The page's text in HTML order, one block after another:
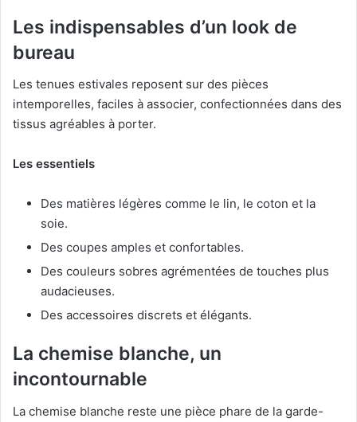
Les indispensables d’un look de
bureau
Les tenues estivales reposent sur des pièces
intemporelles, faciles à associer, confectionnées dans des
tissus agréables à porter.
Les essentiels
Des matières légères comme le lin, le coton et la
soie.
Des coupes amples et confortables.
Des couleurs sobres agrémentées de touches plus
audacieuses.
Des accessoires discrets et élégants.
La chemise blanche, un
incontournable
La chemise blanche reste une pièce phare de la garde-